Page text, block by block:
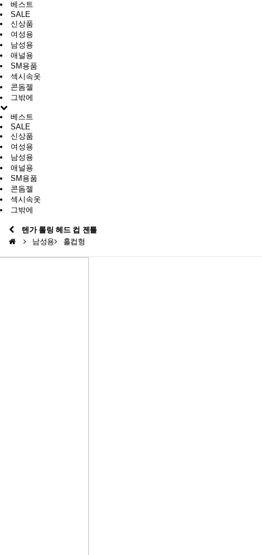
베스트
SALE
신상품
여성용
남성용
애널용
SM용품
섹시속옷
콘돔젤
그밖에
베스트
SALE
신상품
여성용
남성용
애널용
SM용품
콘돔젤
섹시속옷
그밖에
텐가 롤링 헤드 컵 젠틀
남성용
홀컵형